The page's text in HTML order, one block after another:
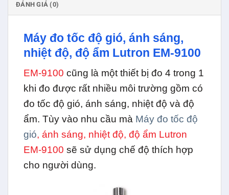
ĐÁNH GIÁ (0)
Máy đo tốc độ gió, ánh sáng,
nhiệt độ, độ ẩm Lutron EM-9100
EM-9100 cũng là một thiết bị đo 4 trong 1
khi đo được rất nhiều môi trường gồm có
đo tốc độ gió, ánh sáng, nhiệt độ và độ
ẩm. Tùy vào nhu cầu mà Máy đo tốc độ
gió, ánh sáng, nhiệt độ, độ ẩm Lutron
EM-9100 sẽ sử dụng chế độ thích hợp
cho người dùng.